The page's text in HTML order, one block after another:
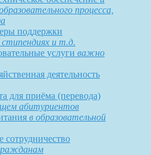
процесса,
поддержки
стипендиях и т.д.
услуги важно
деятельность
для приёма (перевода)
абитуриентов
в образовательной